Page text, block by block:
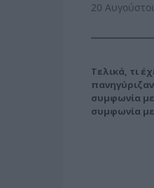
20
Τελικά, τι
συμφωνία
συμφωνία